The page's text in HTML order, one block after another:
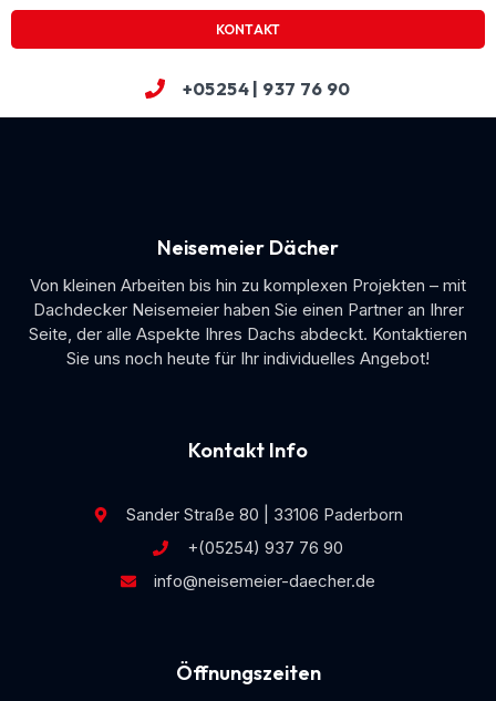
KONTAKT
+05254 | 937 76 90
Neisemeier Dächer
Von kleinen Arbeiten bis hin zu komplexen Projekten – mit
Dachdecker Neisemeier haben Sie einen Partner an Ihrer
Seite, der alle Aspekte Ihres Dachs abdeckt. Kontaktieren
Sie uns noch heute für Ihr individuelles Angebot!
Kontakt Info
Sander Straße 80 | 33106 Paderborn
+(05254) 937 76 90
info@neisemeier-daecher.de
Öffnungszeiten